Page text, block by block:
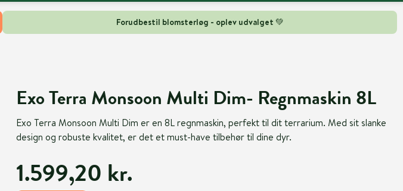
Forudbestil blomsterløg - oplev udvalget 💚
Exo Terra Monsoon Multi Dim- Regnmaskin 8L
Exo Terra Monsoon Multi Dim er en 8L regnmaskin, perfekt til dit terrarium. Med sit slanke
design og robuste kvalitet, er det et must-have tilbehør til dine dyr.
1.599,20 kr.